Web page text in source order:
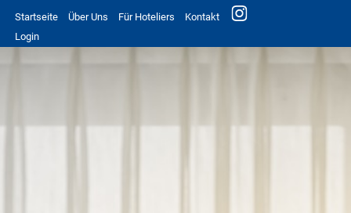
Startseite Über Uns Für Hoteliers
Kontakt
Login